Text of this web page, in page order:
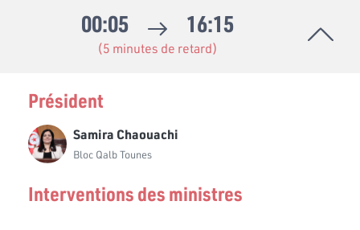
00:05 16:15
(5 minutes de retard)
Interventions des ministres
Président
Samira Chaouachi
Bloc Qalb Tounes